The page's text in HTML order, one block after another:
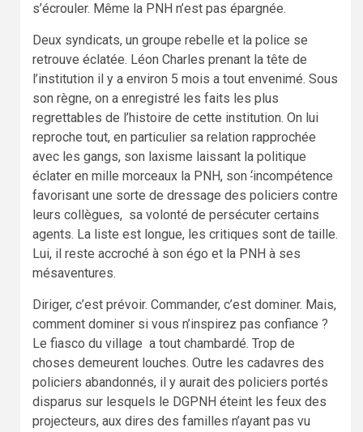
s’écrouler. Même la PNH n’est pas épargnée.
Deux syndicats, un groupe rebelle et la police se
retrouve éclatée. Léon Charles prenant la tête de
l’institution il y a environ 5 mois a tout envenimé. Sous
son règne, on a enregistré les faits les plus
regrettables de l’histoire de cette institution. On lui
reproche tout, en particulier sa relation rapprochée
avec les gangs, son laxisme laissant la politique
éclater en mille morceaux la PNH, son ‘incompétence
favorisant une sorte de dressage des policiers contre
leurs collègues, sa volonté de persécuter certains
agents. La liste est longue, les critiques sont de taille.
Lui, il reste accroché à son égo et la PNH à ses
mésaventures.
Diriger, c’est prévoir. Commander, c’est dominer. Mais,
comment dominer si vous n’inspirez pas confiance ?
Le fiasco du village a tout chambardé. Trop de
choses demeurent louches. Outre les cadavres des
policiers abandonnés, il y aurait des policiers portés
disparus sur lesquels le DGPNH éteint les feux des
projecteurs, aux dires des familles n’ayant pas vu